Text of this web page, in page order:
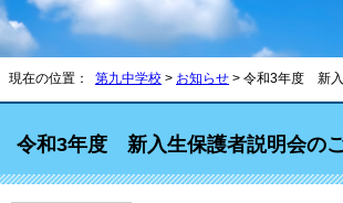
現在の位置： 第九中学校 > お知らせ > 令和3年度 新入
令和3年度 新入生保護者説明会の